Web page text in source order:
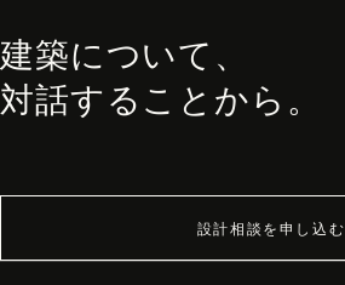
建築について、
対話することから。
設計相談を申し込む